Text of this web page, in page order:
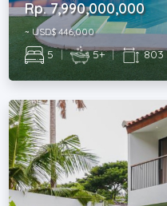
Rp. 7,990,000,000
~ USD$ 446,000
5 | 5+ | 803